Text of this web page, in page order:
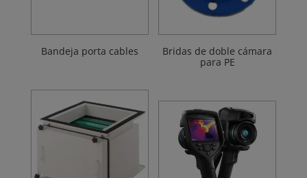
Bandeja porta cables
Bridas de doble cámara
para PE